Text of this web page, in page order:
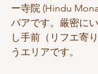
ー寺院 (Hindu
パアです。厳密に
し手前（リフエ寄
うエリアです。